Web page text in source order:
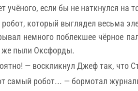
учёного, если бы не наткнулся на
который выглядел весьма
немного поблекшее чёрное
же пыли Оксфорды.
— воскликнул Джеф так, что
самый робот... — бормотал